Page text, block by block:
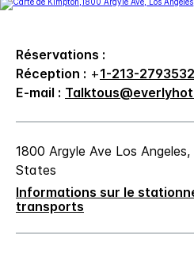
Réservations :
Réception : +1-213-2793532
E-mail :
1800 Argyle Ave Los Angeles,
States
Informations sur le
transports